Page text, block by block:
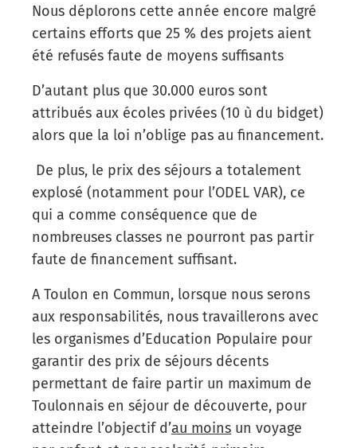
Nous déplorons cette année encore malgré
certains efforts que 25 % des projets aient
été refusés faute de moyens suffisants
D’autant plus que 30.000 euros sont
attribués aux écoles privées (10 ù du bidget)
alors que la loi n’oblige pas au financement.
De plus, le prix des séjours a totalement
explosé (notamment pour l’ODEL VAR), ce
qui a comme conséquence que de
nombreuses classes ne pourront pas partir
faute de financement suffisant.
A Toulon en Commun, lorsque nous serons
aux responsabilités, nous travaillerons avec
les organismes d’Education Populaire pour
garantir des prix de séjours décents
permettant de faire partir un maximum de
Toulonnais en séjour de découverte, pour
atteindre l’objectif d’au moins un voyage